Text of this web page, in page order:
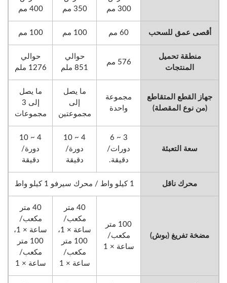
300 مم
350 مم
400 مم
أقصى عمق للسحب 60 مم 100 مم 100 مم
منطقة تحميل
المنتجات
576 مم
حوالي
851 ملم
حوالي
1276 ملم
جهاز القطع المتقاطع
(من نوع المقصلة)
مجموعة
واحدة
ما يصل
إلى
مجموعتين
ما يصل
إلى 3
مجموعات
سعة التعبئة
3 ~ 6
دورات/
دقيقة.
4 ~ 10
دورة/
دقيقة
4 ~ 10
دورة/
دقيقة
محرك ناقل 1 كيلو واط / محرك سيرفو 1 كيلو واط
مضخة تفريغ (بوش)
100 متر
مكعب/
ساعة × 1
40 متر
مكعب/
ساعة × 1،
100 متر
مكعب/
ساعة × 1
40 متر
مكعب/
ساعة × 1،
100 متر
مكعب/
ساعة × 1